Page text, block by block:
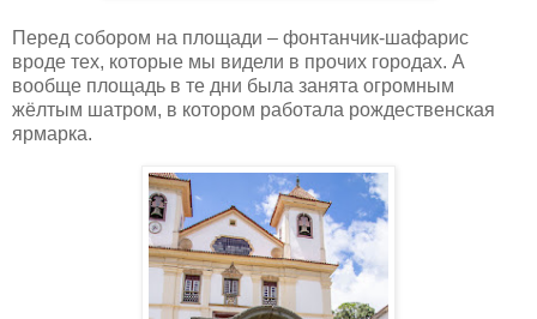
Перед собором на площади – фонтанчик-шафарис
вроде тех, которые мы видели в прочих городах. А
вообще площадь в те дни была занята огромным
жёлтым шатром, в котором работала рождественская
ярмарка.